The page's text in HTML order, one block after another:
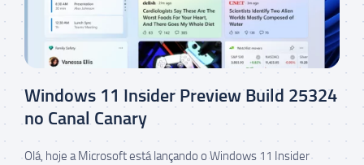
Windows 11 Insider Preview Build 25324
no Canal Canary
Olá, hoje a Microsoft está lançando o Windows 11 Insider